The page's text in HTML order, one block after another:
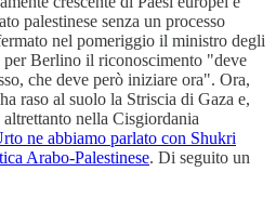
palestinese senza un processo
nel pomeriggio il ministro degli
per Berlino il riconoscimento "deve
che deve però iniziare ora". Ora,
raso al suolo la Striscia di Gaza e,
nella Cisgiordania
ne abbiamo parlato con Shukri
Arabo-Palestinese. Di seguito un